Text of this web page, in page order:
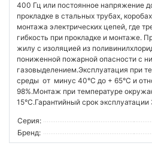
400 Гц или постоянное напряжение
прокладке в стальных трубах,
монтажа электрических цепей, где
гибкость при прокладке и монтаже.
жилу с изоляцией из
пониженной пожарной опасности с
газовыделением.Эксплуатация при
среды от минус 40°C до + 65°C и
98%.Монтаж при температуре
15°C.Гарантийный срок эксплуатации
Серия:
Бренд: